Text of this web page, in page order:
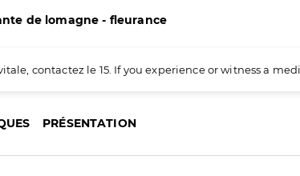
de lomagne - fleurance
contactez le 15. If you experience or witness a
PRÉSENTATION